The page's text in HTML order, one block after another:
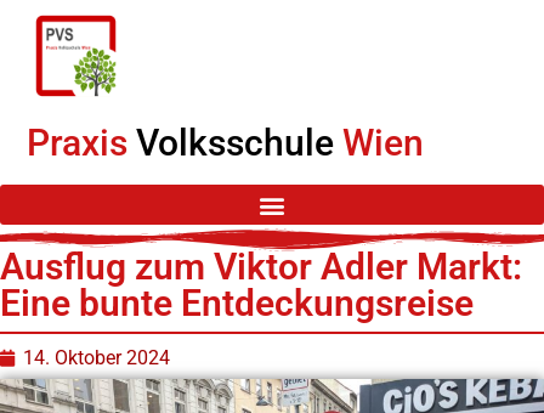
Praxis VolksschuleWien
Ausflug zum Viktor Adler Markt:
Eine bunte Entdeckungsreise
14. Oktober 2024